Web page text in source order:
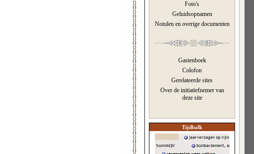
Foto's
Geluidsopnamen
Notulen en overige documenten
Gastenboek
Colofon
Gerelateerde sites
Over de initiatiefnemer van
deze site
Tijdbalk